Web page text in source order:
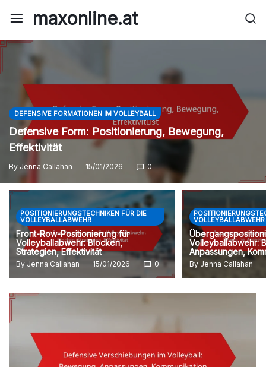
maxonline.at
DEFENSIVE FORMATIONEN IM VOLLEYBALL
Defensive Form: Positionierung, Bewegung,
Effektivität
By Jenna Callahan 15/01/2026 0
POSITIONIERUNGSTECHNIKEN FÜR DIE
VOLLEYBALLABWEHR
Front-Row-Positionierung für
Volleyballabwehr: Blocken,
Strategien, Effektivität
By Jenna Callahan 15/01/2026 0
VOLLEYBALLABWEHR
Volleyballabwehr:
Anpassungen,
By Jenna Callahan